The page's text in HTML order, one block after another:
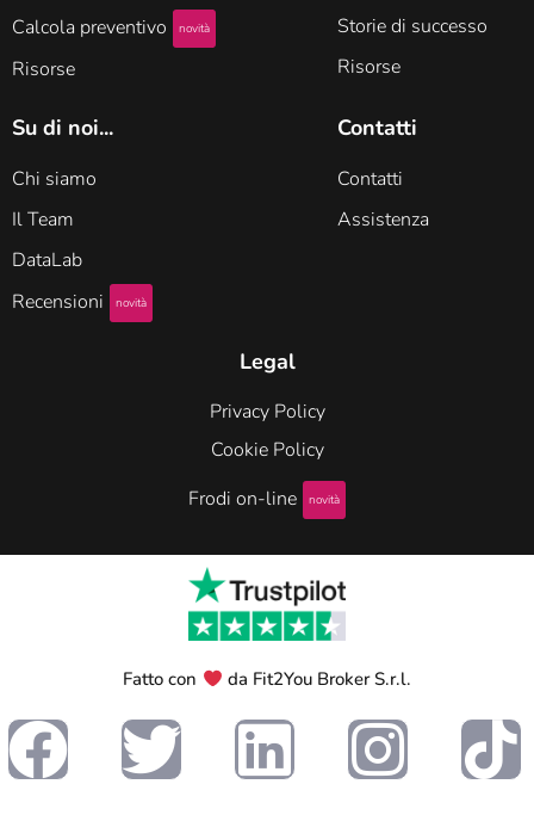
Calcola preventivo
novità
Risorse
Storie di successo
Risorse
Su di noi...
Chi siamo
Il Team
DataLab
Recensioni
novità
Contatti
Contatti
Assistenza
Legal
Privacy Policy
Cookie Policy
Frodi on-line
novità
Fatto con da Fit2You Broker S.r.l.